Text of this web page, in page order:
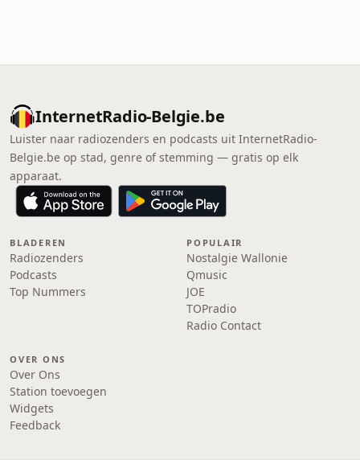
InternetRadio-Belgie.be
Luister naar radiozenders en podcasts uit InternetRadio-
Belgie.be op stad, genre of stemming — gratis op elk
apparaat.
BLADEREN
Radiozenders
Podcasts
Top Nummers
POPULAIR
Nostalgie Wallonie
Qmusic
JOE
TOPradio
Radio Contact
OVER ONS
Over Ons
Station toevoegen
Widgets
Feedback